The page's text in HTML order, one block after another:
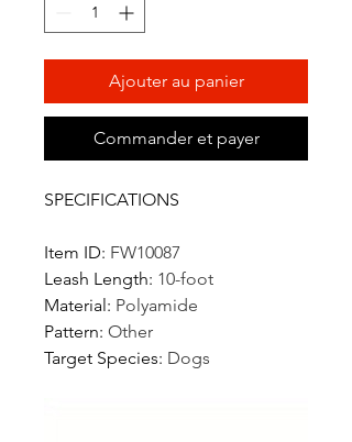
Ajouter au panier
Commander et payer
SPECIFICATIONS
Item ID: FW10087
Leash Length: 10-foot
Material: Polyamide
Pattern: Other
Target Species: Dogs